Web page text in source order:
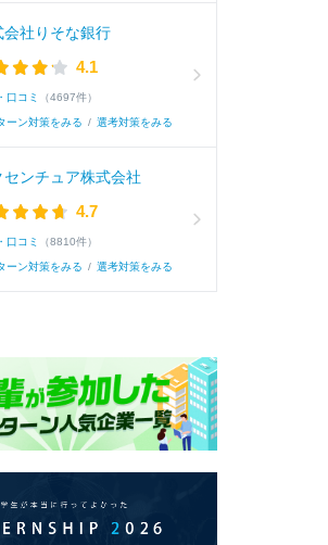
が御社を志望する理由は大きく二つあります
ライアントに深く寄り添った課題解決が可能
助言をするだけでなく一緒に勉強スケジュー
験対策を行なった時に非常にやりがいを感じ
な課題解決に努めたいと考えております。
員の方々と関わり、多角的に物事を考えられ
出来ることが増えていくので、現状に満足す
。
会社りそな銀行
4.1
口コミ （4697件）
ーン対策をみる / 選考対策をみる
センチュア株式会社
4.7
口コミ （8810件）
ーン対策をみる / 選考対策をみる